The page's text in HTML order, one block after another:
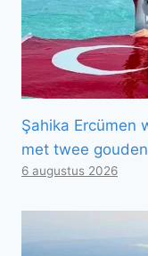
Şahika Ercümen
met twee
6 augustus 2026